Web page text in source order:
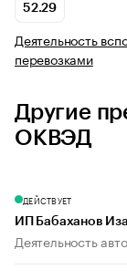
52.29
Деятельность
перевозками
Другие
ОКВЭД
ДЕЙСТВУЕТ
ИП Бабаханов
Деятельность